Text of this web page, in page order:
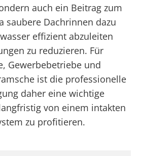
auch ein Beitrag zum
saubere Dachrinnen dazu
effizient abzuleiten
zu reduzieren. Für
Gewerbebetriebe und
ist die professionelle
daher eine wichtige
von einem intakten
zu profitieren.